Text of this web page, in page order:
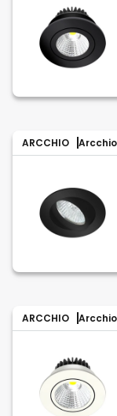
ARCCHIO
ARCCHIO